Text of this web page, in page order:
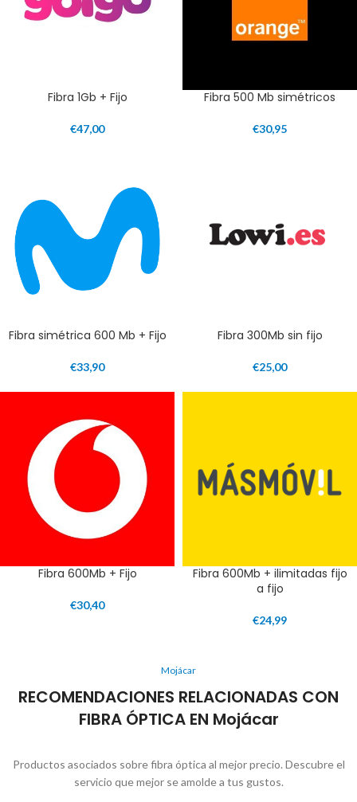
Fibra 1Gb + Fijo
€47,00
Fibra 500 Mb simétricos
€30,95
Fibra simétrica 600 Mb + Fijo
€33,90
Fibra 300Mb sin fijo
€25,00
Fibra 600Mb + Fijo
€30,40
Fibra 600Mb + ilimitadas fijo
a fijo
€24,99
Mojácar
RECOMENDACIONES RELACIONADAS CON
FIBRA ÓPTICA EN Mojácar
Productos asociados sobre fibra óptica al mejor precio. Descubre el
servicio que mejor se amolde a tus gustos.